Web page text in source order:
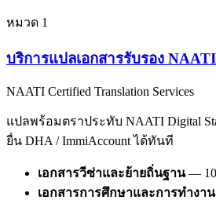
หมวด 1
บริการแปลเอกสารรับรอง NAATI
NAATI Certified Translation Services
แปลพร้อมตราประทับ NAATI Digital
ยื่น DHA / ImmiAccount ได้ทันที
เอกสารวีซ่าและย้ายถิ่นฐาน— 10
เอกสารการศึกษาและการทำงาน